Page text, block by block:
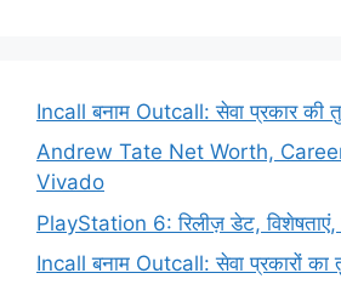
Incall बनाम Outcall: सेवा प्रकार की
Andrew Tate Net Worth,
Vivado
PlayStation 6: रिलीज़ डेट,
Incall बनाम Outcall: सेवा प्रकारों